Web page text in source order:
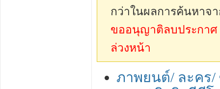
กว่าในผลการค้นหาจา
ขออนุญาติลบประกาศ
ล่วงหน้า
ภาพยนต์/ ละคร/